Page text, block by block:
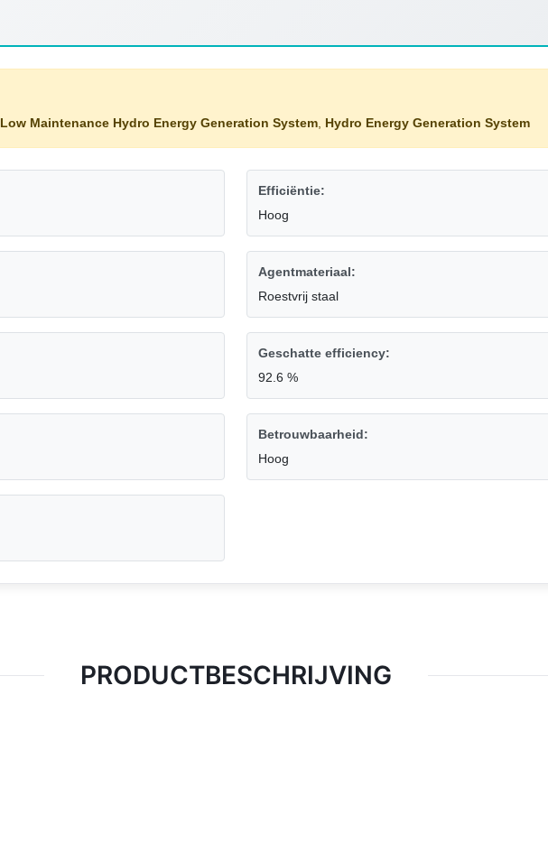
Low Maintenance Hydro Energy Generation System Hydro Energy Generation System
Efficiëntie:
Hoog
Agentmateriaal:
Roestvrij staal
Geschatte efficiency:
92.6 %
Betrouwbaarheid:
Hoog
PRODUCTBESCHRIJVING